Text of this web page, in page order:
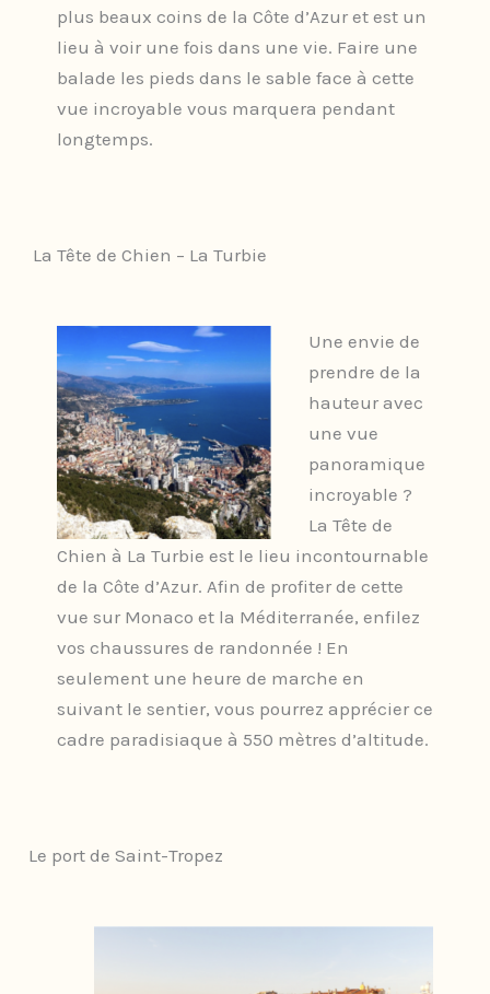
plus beaux coins de la Côte d’Azur et est un
lieu à voir une fois dans une vie. Faire une
balade les pieds dans le sable face à cette
vue incroyable vous marquera pendant
longtemps.
La Tête de Chien – La Turbie
Une envie de
prendre de la
hauteur avec
une vue
panoramique
incroyable ?
La Tête de
Chien à La Turbie est le lieu incontournable
de la Côte d’Azur. Afin de profiter de cette
vue sur Monaco et la Méditerranée, enfilez
vos chaussures de randonnée ! En
seulement une heure de marche en
suivant le sentier, vous pourrez apprécier ce
cadre paradisiaque à 550 mètres d’altitude.
Le port de Saint-Tropez